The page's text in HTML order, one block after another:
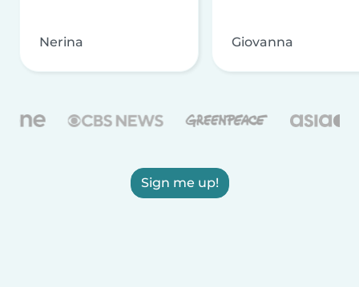
Nerina Giovanna
Sign me up!